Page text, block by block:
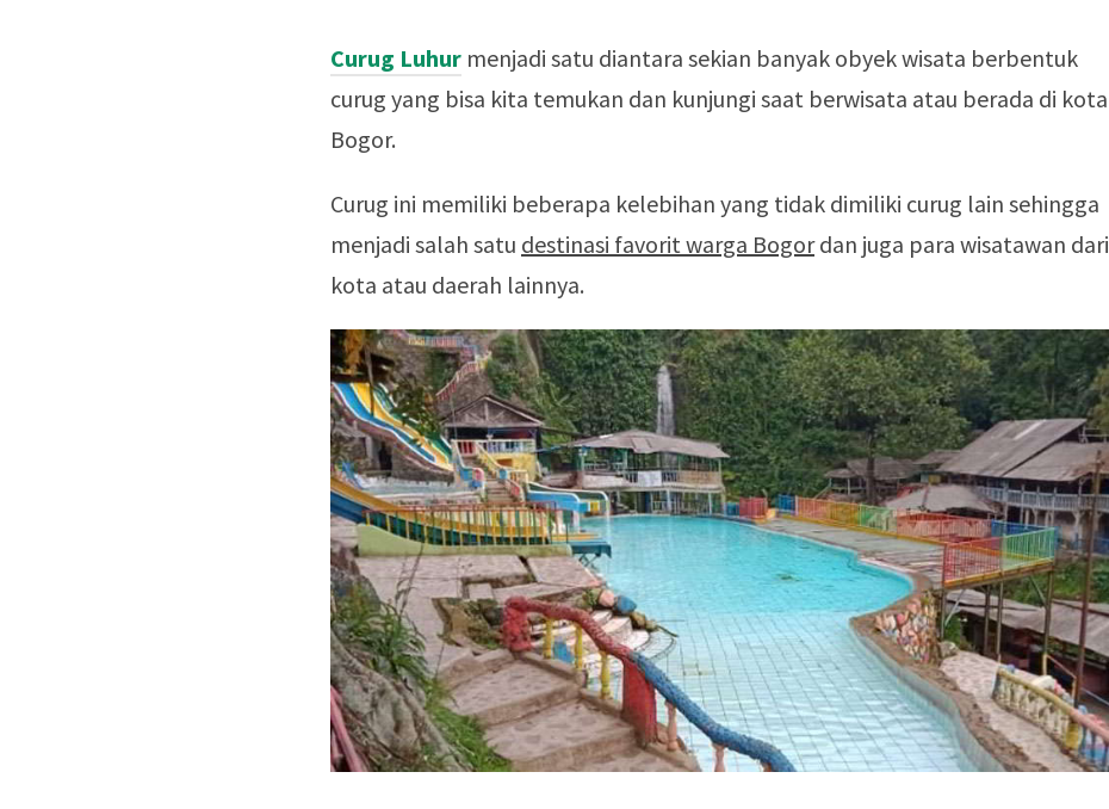
Curug Luhur menjadi satu diantara sekian banyak obyek wisata berbentuk
curug yang bisa kita temukan dan kunjungi saat berwisata atau berada di kota
Bogor.
Curug ini memiliki beberapa kelebihan yang tidak dimiliki curug lain sehingga
menjadi salah satu destinasi favorit warga Bogordan juga para wisatawan dari
kota atau daerah lainnya.